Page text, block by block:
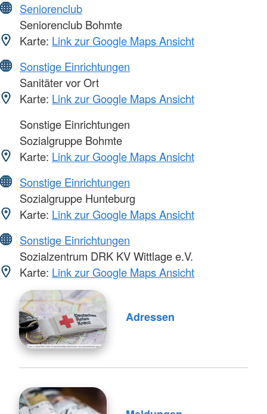
Seniorenclub
Seniorenclub Bohmte
Karte: Link zur Google Maps Ansicht
Sonstige Einrichtungen
Sanitäter vor Ort
Karte: Link zur Google Maps Ansicht
Sonstige Einrichtungen
Sozialgruppe Bohmte
Karte: Link zur Google Maps Ansicht
Sonstige Einrichtungen
Sozialgruppe Hunteburg
Karte: Link zur Google Maps Ansicht
Sonstige Einrichtungen
Sozialzentrum DRK KV Wittlage e.V.
Karte: Link zur Google Maps Ansicht
Adressen